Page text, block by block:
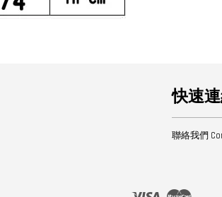
快速
聯絡我們
Visa Master